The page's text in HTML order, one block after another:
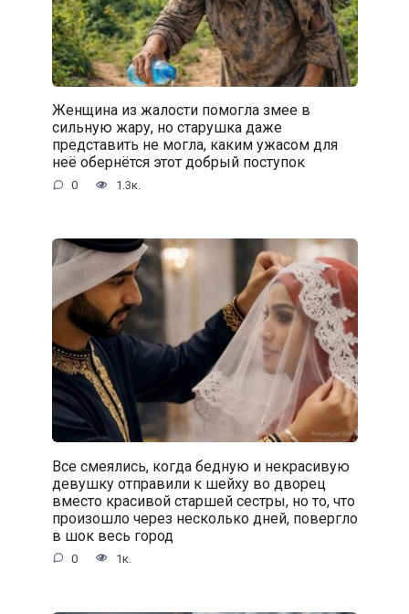
Женщина из жалости помогла змее в
сильную жару, но старушка даже
представить не могла, каким ужасом для
неё обернётся этот добрый поступок
0 1.3к.
Все смеялись, когда бедную и некрасивую
девушку отправили к шейху во дворец
вместо красивой старшей сестры, но то, что
произошло через несколько дней, повергло
в шок весь город
0 1к.